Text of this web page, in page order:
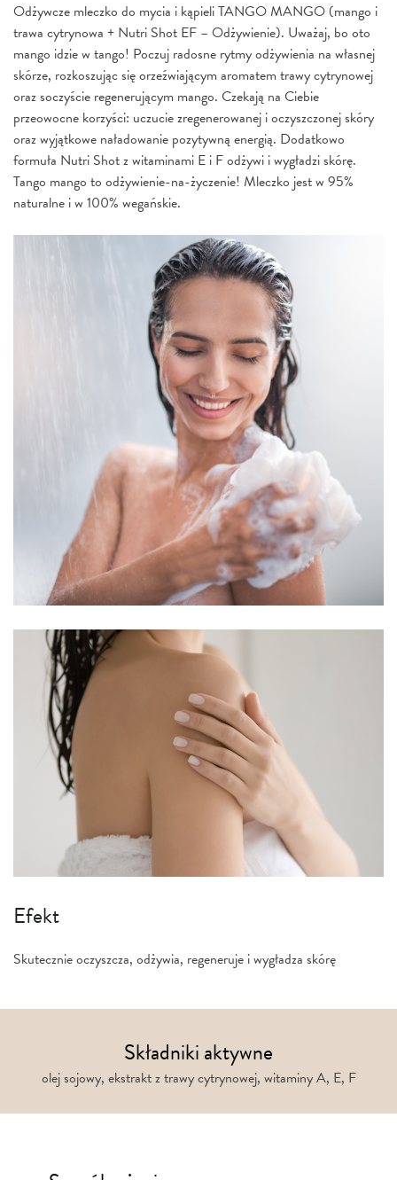
Odżywcze mleczko do mycia i kąpieli TANGO MANGO (mango i
trawa cytrynowa + Nutri Shot EF – Odżywienie). Uważaj, bo oto
mango idzie w tango! Poczuj radosne rytmy odżywienia na własnej
skórze, rozkoszując się orzeźwiającym aromatem trawy cytrynowej
oraz soczyście regenerującym mango. Czekają na Ciebie
przeowocne korzyści: uczucie zregenerowanej i oczyszczonej skóry
oraz wyjątkowe naładowanie pozytywną energią. Dodatkowo
formuła Nutri Shot z witaminami E i F odżywi i wygładzi skórę.
Tango mango to odżywienie-na-życzenie! Mleczko jest w 95%
naturalne i w 100% wegańskie.
Efekt
Skutecznie oczyszcza, odżywia, regeneruje i wygładza skórę
Składniki aktywne
olej sojowy, ekstrakt z trawy cytrynowej, witaminy A, E, F